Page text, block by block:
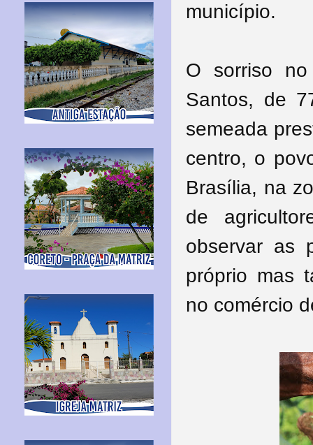
município.
O sorriso
Santos, de
semeada
centro, o
Brasília, na
de
observar as
próprio mas
no comércio